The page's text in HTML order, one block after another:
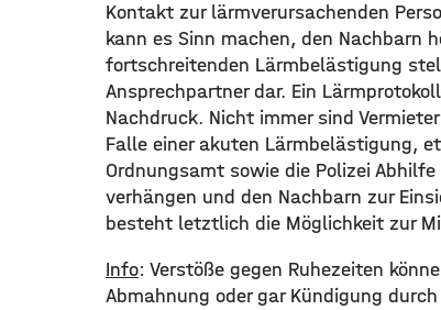
Kontakt zur lärmverursachenden
kann es Sinn machen, den Nachbarn
fortschreitenden Lärmbelästigung
Ansprechpartner dar. Ein
Nachdruck. Nicht immer sind
Falle einer akuten Lärmbelästigung,
Ordnungsamt sowie die Polizei
verhängen und den Nachbarn zur
besteht letztlich die Möglichkeit zur
Info: Verstöße gegen Ruhezeiten
Abmahnung oder gar Kündigung